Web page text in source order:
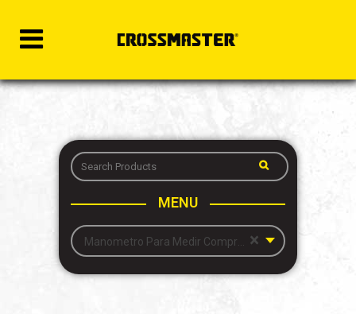
MENU
×
Manometro Para Medir Compresion De Motor Diesel